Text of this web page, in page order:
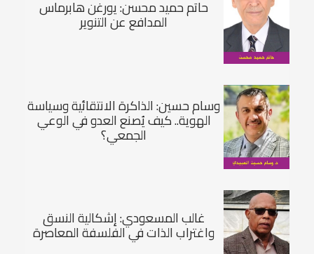
حاتم حميد محسن: يورغن هابرماس
المدافع عن التنوير
وسام حسين: الذاكرة الانتقائية وسياسة
الهوية.. كيف يُصنع العدو في الوعي
الجمعي؟
غالب المسعودي: إشكالية النسق
واغتراب الذات في الفلسفة المعاصرة